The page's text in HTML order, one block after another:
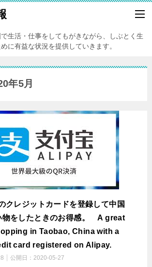
生活・仕事をしてもがきながら、しぶとく生
に有益な状況を提供していきます。
年5月
クレジットカードを登録して中国
物をしたときのお得感。 A great
in Taobao, China with a
card registered on Alipay.
公開日： 2020-05-27